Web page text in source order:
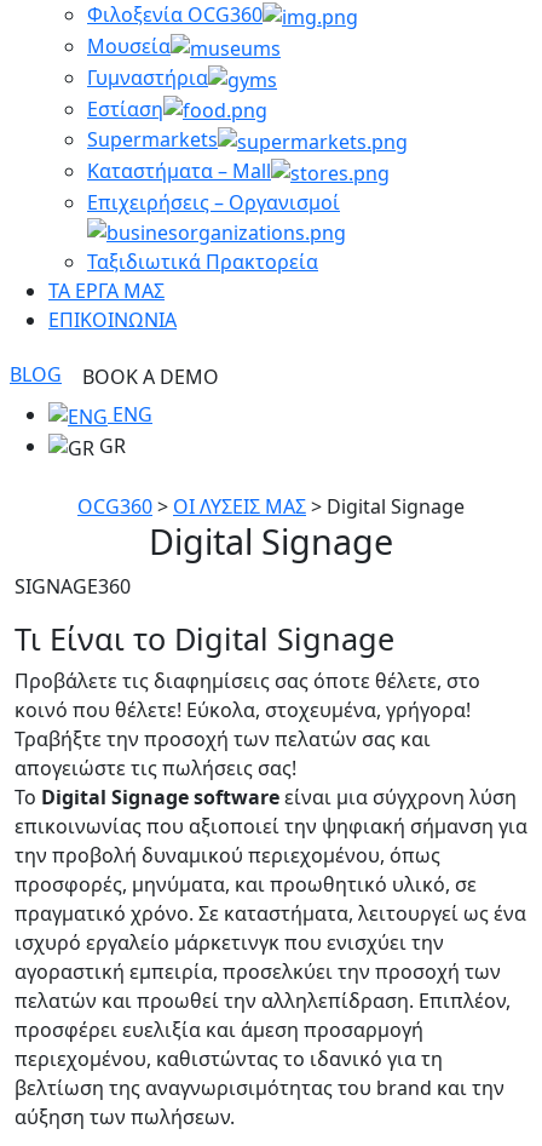
Φιλοξενία OCG360
Μουσεία
Γυμναστήρια
Εστίαση
Supermarkets
Καταστήματα – Mall
Επιχειρήσεις – Οργανισμοί
Ταξιδιωτικά Πρακτορεία
ΤΑ ΕΡΓΑ ΜΑΣ
ΕΠΙΚΟΙΝΩΝΙΑ
BLOG
BOOK A DEMO
ENG
GR
OCG360> ΟΙ ΛΥΣΕΙΣ ΜΑΣ> Digital Signage
Digital Signage
SIGNAGE360
Τι Είναι το Digital Signage
Προβάλετε τις διαφημίσεις σας όποτε θέλετε, στο
κοινό που θέλετε! Εύκολα, στοχευμένα, γρήγορα!
Τραβήξτε την προσοχή των πελατών σας και
απογειώστε τις πωλήσεις σας!
Το Digital Signage softwareείναι μια σύγχρονη λύση
επικοινωνίας που αξιοποιεί την ψηφιακή σήμανση για
την προβολή δυναμικού περιεχομένου, όπως
προσφορές, μηνύματα, και προωθητικό υλικό, σε
πραγματικό χρόνο. Σε καταστήματα, λειτουργεί ως ένα
ισχυρό εργαλείο μάρκετινγκ που ενισχύει την
αγοραστική εμπειρία, προσελκύει την προσοχή των
πελατών και προωθεί την αλληλεπίδραση. Επιπλέον,
προσφέρει ευελιξία και άμεση προσαρμογή
περιεχομένου, καθιστώντας το ιδανικό για τη
βελτίωση της αναγνωρισιμότητας του brand και την
αύξηση των πωλήσεων.